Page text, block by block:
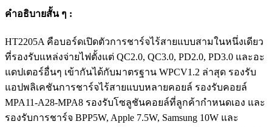
คำอธิบายสั้น ๆ :
HT2205A คือบอร์ดเปิดตัวการชาร์จไร้สายแบบสามในหนึ่งเดียว
ที่รองรับแหล่งจ่ายไฟตั้งแต่ QC2.0, QC3.0, PD2.0, PD3.0 และอะ
แดปเตอร์อื่นๆ เข้ากันได้กับมาตรฐาน WPCV1.2 ล่าสุด รองรับ
แอปพลิเคชันการชาร์จไร้สายแบบหลายคอยล์ รองรับคอยล์
MPA11-A28-MPA8 รองรับโซลูชันคอยล์ที่ลูกค้ากำหนดเอง และ
รองรับการชาร์จ BPP5W, Apple 7.5W, Samsung 10W และ